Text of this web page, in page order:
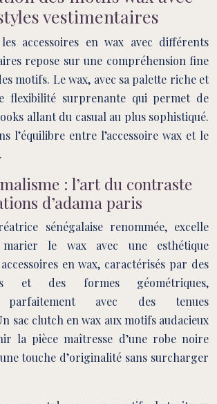
vestimentaires
les accessoires en wax avec différents
repose sur une compréhension fine
motifs. Le wax, avec sa palette riche et
flexibilité surprenante qui permet de
allant du casual au plus sophistiqué.
l’équilibre entre l’accessoire wax et le
: l’art du contraste
d’adama paris
sénégalaise renommée, excelle
le wax avec une esthétique
en wax, caractérisés par des
et des formes géométriques,
parfaitement avec des tenues
sac clutch en wax aux motifs audacieux
la pièce maîtresse d’une robe noire
touche d’originalité sans surcharger